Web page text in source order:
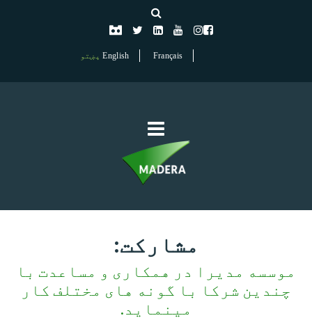
Français
English پښتو
مشارکت:
موسسه مدیرا در همکاری و مساعدت با
چندین شرکا با گونه های مختلف کار
مینماید.